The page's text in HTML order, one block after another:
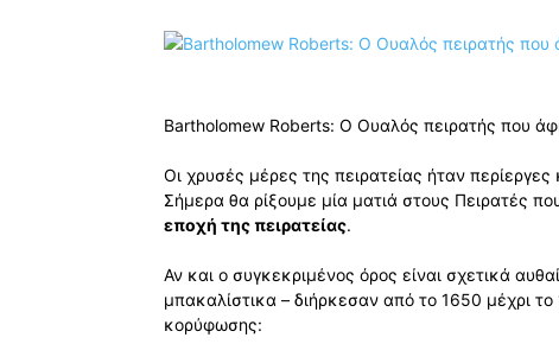
Bartholomew Roberts: Ο Ουαλός πειρατής που
Οι χρυσές μέρες της πειρατείας ήταν
Σήμερα θα ρίξουμε μία ματιά στους Πειρατές
εποχή της πειρατείας.
Αν και ο συγκεκριμένος όρος είναι σχετικά
μπακαλίστικα – διήρκεσαν από το 1650 μέχρι το
κορύφωσης: